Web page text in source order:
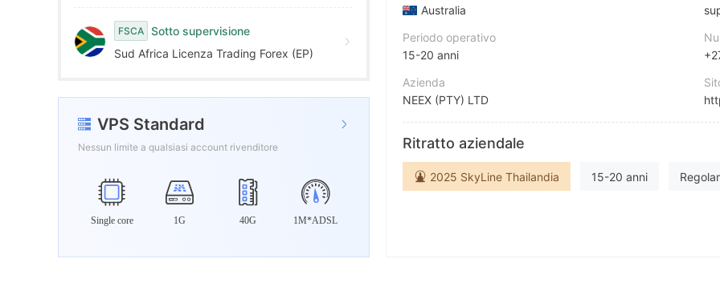
FSCA Sotto supervisione
Sud Africa Licenza Trading Forex (EP)
VPS Standard
Nessun limite a qualsiasi account rivenditore
Single core 1G 40G 1M*ADSL
Australia
Periodo operativo
15-20 anni
Azienda
NEEX (PTY) LTD
Abbreviazione
Neex
Impiegato di azienda
--
Ritratto aziendale
2025 SkyLine Thailandia 15-20 anni